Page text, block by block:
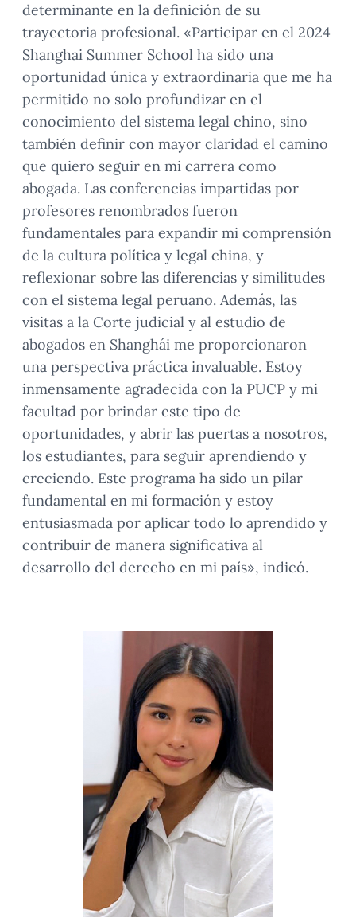
determinante en la definición de su
trayectoria profesional. «Participar en el 2024
Shanghai Summer School ha sido una
oportunidad única y extraordinaria que me ha
permitido no solo profundizar en el
conocimiento del sistema legal chino, sino
también definir con mayor claridad el camino
que quiero seguir en mi carrera como
abogada. Las conferencias impartidas por
profesores renombrados fueron
fundamentales para expandir mi comprensión
de la cultura política y legal china, y
reflexionar sobre las diferencias y similitudes
con el sistema legal peruano. Además, las
visitas a la Corte judicial y al estudio de
abogados en Shanghái me proporcionaron
una perspectiva práctica invaluable. Estoy
inmensamente agradecida con la PUCP y mi
facultad por brindar este tipo de
oportunidades, y abrir las puertas a nosotros,
los estudiantes, para seguir aprendiendo y
creciendo. Este programa ha sido un pilar
fundamental en mi formación y estoy
entusiasmada por aplicar todo lo aprendido y
contribuir de manera significativa al
desarrollo del derecho en mi país», indicó.